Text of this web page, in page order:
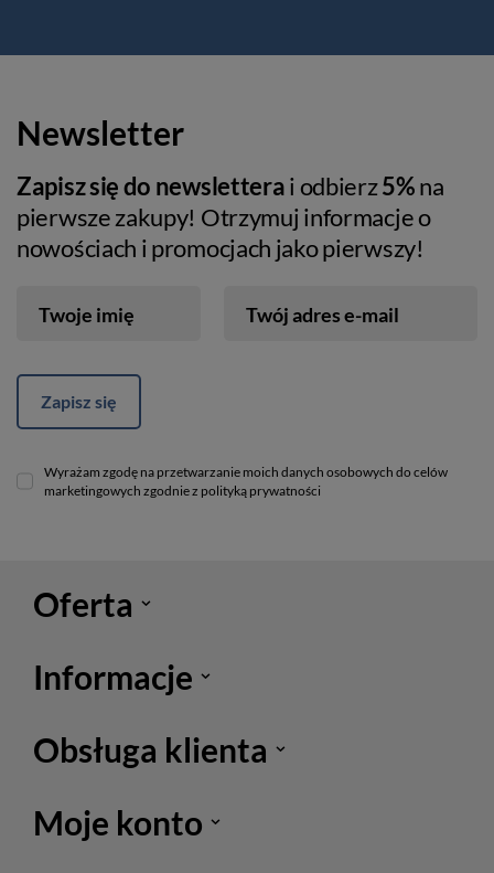
Newsletter
Zapisz się do newsletterai odbierz5%na
pierwsze zakupy! Otrzymuj informacje o
nowościach i promocjach jako pierwszy!
Twoje imię Twój adres e-mail
Zapisz się
Wyrażam zgodę na przetwarzanie moich danych osobowych do celów
marketingowych zgodnie z polityką prywatności
Oferta
Informacje
Obsługa klienta
Moje konto